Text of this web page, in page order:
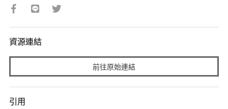
資源連結
前往原始連結
引用